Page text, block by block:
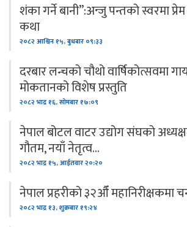
शंका गर्ने बानी”:अन्जु पन्तको स्वरमा
कथा
२०८२ आश्विन १५, बुधबार ०९:३३
दरबार लन्चको चौथो वार्षिकोत्सवमा
मोकतानको विशेष प्रस्तुति
२०८२ भाद्र १६, सोमबार १७:०९
नेपाल बोटल वाटर उद्योग संघको
गौतम, नयाँ नेतृत्व…
२०८२ भाद्र १५, आईतवार २०:२०
नेपाल प्रहरीको ३२औँ महानिरीक्षकमा
२०८२ भाद्र १३, शुक्रबार १९:२४